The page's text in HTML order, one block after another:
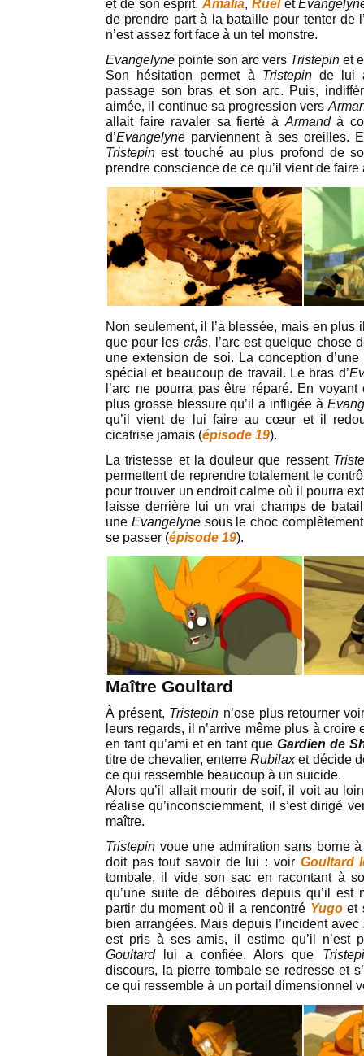
et de son esprit. Amalia, Ruel et
de prendre part à la bataille pour tenter de
n’est assez fort face à un tel monstre.
Evangelyne pointe son arc vers Tristepin et
Son hésitation permet à Tristepin de lui
passage son bras et son arc. Puis,
aimée, il continue sa progression vers
allait faire ravaler sa fierté à Armandà
d’Evangelyne parviennent à ses oreilles.
Tristepinest touché au plus profond de
prendre conscience de ce qu’il vient de
Non seulement, il l’a blessée, mais en plus
que pour les crâs, l’arc est quelque chose
une extension de soi. La conception
spécial et beaucoup de travail. Le bras d’
l’arc ne pourra pas être réparé. En
plus grosse blessure qu’il a infligée à
qu’il vient de lui faire au cœur et il
cicatrise jamais (épisode 19).
La tristesse et la douleur que ressent
permettent de reprendre totalement le
pour trouver un endroit calme où il pourra
laisse derrière lui un vrai champs de
une Evangelyne sous le choc
se passer (épisode 19).
Maître Goultard
À présent, Tristepin n’ose plus retourner
leurs regards, il n’arrive même plus à croire
en tant qu’ami et en tant que Gardien de
titre de chevalier, enterreRubilaxet décide
ce qui ressemble beaucoup à un suicide.
Alors qu’il allait mourir de soif, il voit au
réalise qu’inconsciemment, il s’est dirigé
maître.
Tristepin voue une admiration sans borne
doit pas tout savoir de lui : voir Goultard
tombale, il vide son sac en racontant à
qu’une suite de déboires depuis qu’il
partir du moment où il a rencontré Yugo et
bien arrangées. Mais depuis l’incident avec
est pris à ses amis, il estime qu’il n’est
Goultard
lui a confiée. Alors que
discours, la pierre tombale se redresse et
ce qui ressemble à un portail dimensionnel